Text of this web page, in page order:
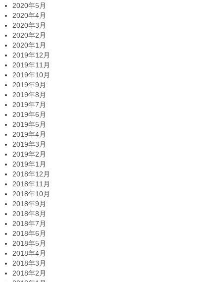
2020年5月
2020年4月
2020年3月
2020年2月
2020年1月
2019年12月
2019年11月
2019年10月
2019年9月
2019年8月
2019年7月
2019年6月
2019年5月
2019年4月
2019年3月
2019年2月
2019年1月
2018年12月
2018年11月
2018年10月
2018年9月
2018年8月
2018年7月
2018年6月
2018年5月
2018年4月
2018年3月
2018年2月